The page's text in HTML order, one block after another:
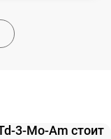
3-Mo-Am стоит